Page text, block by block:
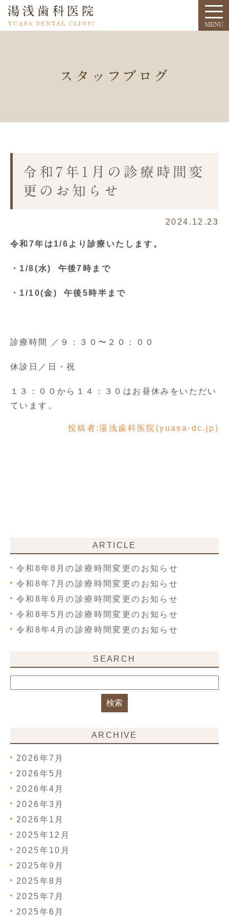
スタッフブログ
令和7年1月の診療時間変
更のお知らせ
2024.12.23
令和7年は1/6より診療いたします。
・1/8(水) 午後7時まで
・1/10(金) 午後5時半まで
診療時間 ／９：３０〜２０：００
休診日／日・祝
１３：００から１４：３０はお昼休みをいただい
ています。
投稿者:湯浅歯科医院(yuasa-dc.jp)
ARTICLE
令和8年8月の診療時間変更のお知らせ
令和8年7月の診療時間変更のお知らせ
令和8年6月の診療時間変更のお知らせ
令和8年5月の診療時間変更のお知らせ
令和8年4月の診療時間変更のお知らせ
SEARCH
ARCHIVE
2026年7月
2026年5月
2026年4月
2026年3月
2026年1月
2025年12月
2025年10月
2025年9月
2025年8月
2025年7月
2025年6月